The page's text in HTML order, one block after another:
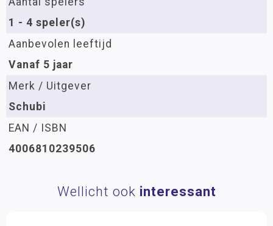
1 - 4 speler(s)
Aanbevolen leeftijd
Vanaf 5 jaar
Merk / Uitgever
Schubi
EAN / ISBN
4006810239506
Wellicht ook interessant